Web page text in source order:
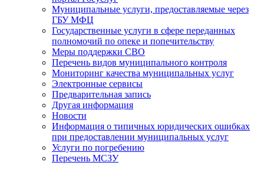
Муниципальные услуги, предоставляемые через
ГБУ МФЦ
Государственные услуги в сфере переданных
полномочий по опеке и попечительству
Меры поддержки СВО
Перечень видов муниципального контроля
Мониторинг качества муниципальных услуг
Электронные сервисы
Предварительная запись
Другая информация
Новости
Информация о типичных юридических ошибках
при предоставлении муниципальных услуг
Услуги по погребению
Перечень МСЗУ